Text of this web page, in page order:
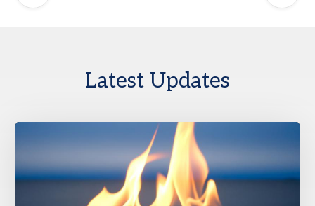
Latest Updates